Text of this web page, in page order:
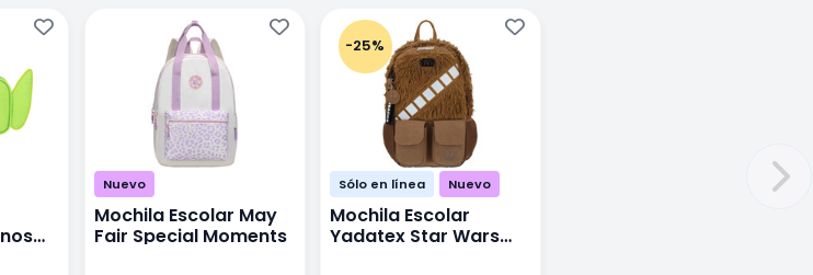
Nuevo
Mochila Escolar May
Fair Special Moments
-25%
Sólo en línea Nuevo
Mochila Escolar
Yadatex Star Wars